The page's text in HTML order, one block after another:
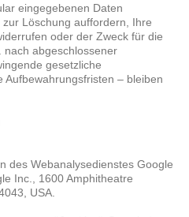
eingegebenen Daten
Löschung auffordern, Ihre
oder der Zweck für die
nach abgeschlossener
gesetzliche
Aufbewahrungsfristen – bleiben
des Webanalysedienstes Google
Inc., 1600 Amphitheatre
USA.